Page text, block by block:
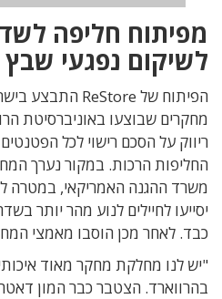
מפיתוח חליפה
לשיקום נפגעי שבץ
הפיתוח של ReStore התבצע
ריווק על הסכם רישוי לכל
החליפות הרכות. במקור נערך
משרד ההגנה האמריקאי, במטרה
יסייעו לחיילים לנוע מהר יותר
כבד. לאחר מכן הוסבו מאמצי
"יש לנו מחלקת מחקר מאוד
בהרווארד. הצטבר כבר המון